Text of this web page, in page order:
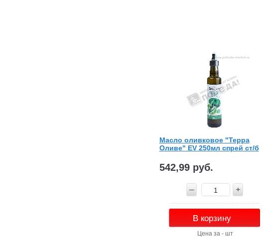
Масло оливковое "Терра
Оливе" EV 250мл спрей ст/б
542,99 руб.
В корзину
Цена за - шт